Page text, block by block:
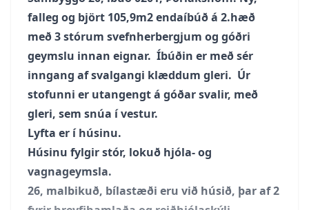
falleg og björt 105,9m2 endaíbúð á 2.hæð
með 3 stórum svefnherbergjum og góðri
geymslu innan eignar. Íbúðin er með sér
inngang af svalgangi klæddum gleri. Úr
stofunni er utangengt á góðar svalir, með
gleri, sem snúa í vestur.
Lyfta er í húsinu.
Húsinu fylgir stór, lokuð hjóla- og
vagnageymsla.
26, malbikuð, bílastæði eru við húsið, þar af 2